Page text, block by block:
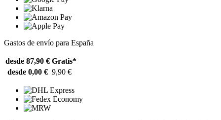
Gastos de envío para España
desde 87,90 € Gratis*
desde 0,00 € 9,90 €